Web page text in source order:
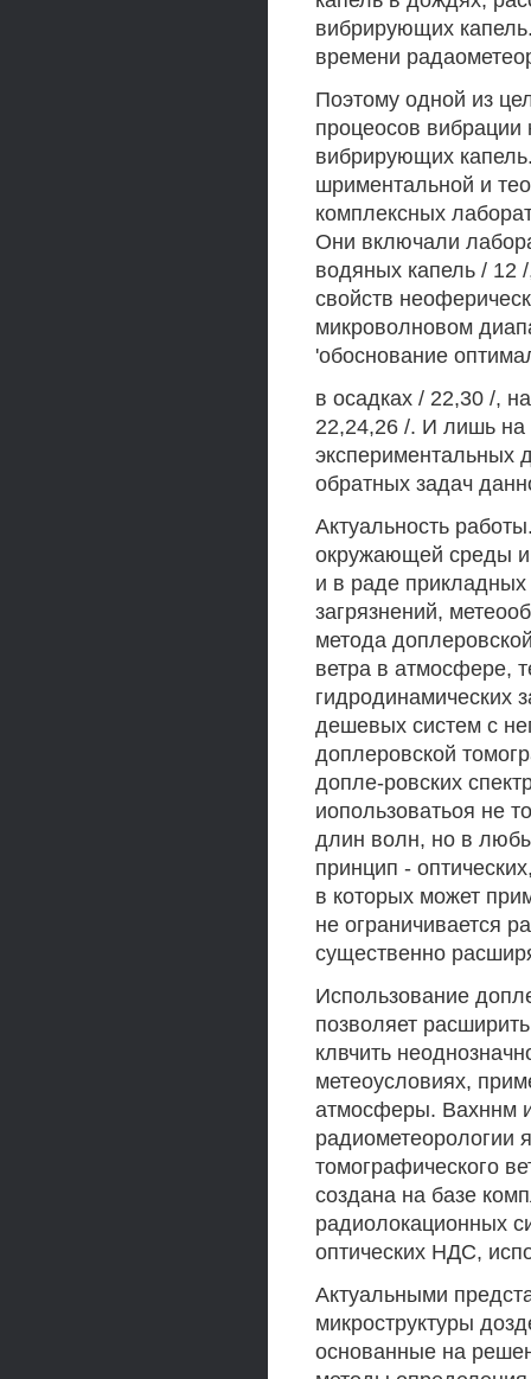
вибрирующих
времени
Поэтому одной из
процеосов вибрации
вибрирующих
шриментальной и
комплексных
Они включали
водяных капель / 12
свойств
микроволновом
'обоснование
в осадках / 22,30 /,
22,24,26 /. И лишь на
экспериментальных
обратных задач
Актуальность
окружающей среды
и в раде прикладных
загрязнений,
метода
ветра в атмосфере,
гидродинамических
дешевых систем с
доплеровской
допле-ровских
иопользоватьоя не
длин волн, но в
принцип -
в которых может
не ограничивается
существенно
Использование
позволяет
клвчить
метеоусловиях,
атмосферы. Вахннм
радиометеорологии
томографического
создана на базе
радиолокационных
оптических НДС,
Актуальными
микроструктуры
основанные на